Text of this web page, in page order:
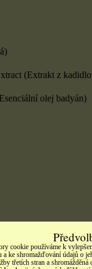
(Extrakt z
olej badyán)
oleje
chraňte oči a
cookie používáme k
a ke shromažďování údajů o
třetích stran a shromážděná